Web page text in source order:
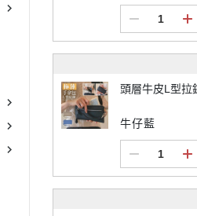
頭層牛皮L型拉
牛仔藍